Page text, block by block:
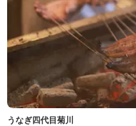
うなぎ四代目菊川